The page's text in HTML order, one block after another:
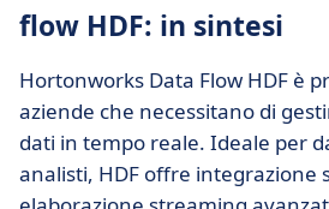
flow HDF: in sintesi
Hortonworks Data Flow HDF è
aziende che necessitano di
dati in tempo reale. Ideale per
analisti, HDF offre integrazione